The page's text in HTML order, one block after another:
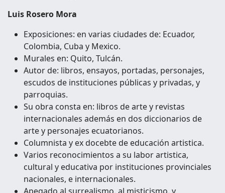
Luis Rosero Mora
Exposiciones: en varias ciudades de: Ecuador,
Colombia, Cuba y Mexico.
Murales en: Quito, Tulcán.
Autor de: libros, ensayos, portadas, personajes,
escudos de instituciones públicas y privadas, y
parroquias.
Su obra consta en: libros de arte y revistas
internacionales además en dos diccionarios de
arte y personajes ecuatorianos.
Columnista y ex docebte de educación artistica.
Varios reconocimientos a su labor artistica,
cultural y educativa por instituciones provinciales
nacionales, e internacionales.
Apegado al surrealismo, al misticismo, y